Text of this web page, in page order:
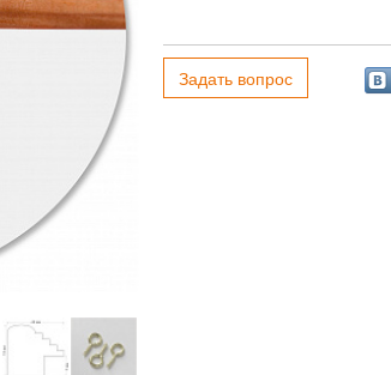
Задать вопрос